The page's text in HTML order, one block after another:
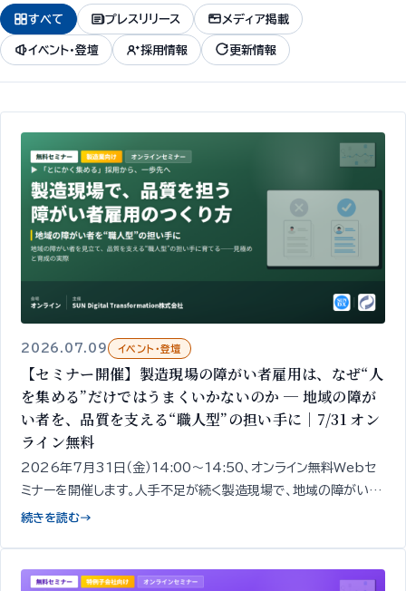
すべて プレスリリース メディア掲載
イベント・登壇 採用情報 更新情報
2026.07.09 イベント・登壇
【セミナー開催】製造現場の障がい者雇用は、なぜ“人
を集める”だけではうまくいかないのか ─ 地域の障が
い者を、品質を支える“職人型”の担い手に｜7/31 オン
ライン無料
2026年7月31日（金）14:00〜14:50、オンライン無料Webセ
ミナーを開催します。人手不足が続く製造現場で、地域の障がい者
を「品質を担う“職人型”の担い手」として定着させるための「見極
続きを読む→